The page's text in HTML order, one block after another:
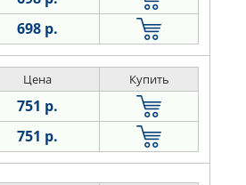
698 р.
Цена Купить
751 р.
751 р.